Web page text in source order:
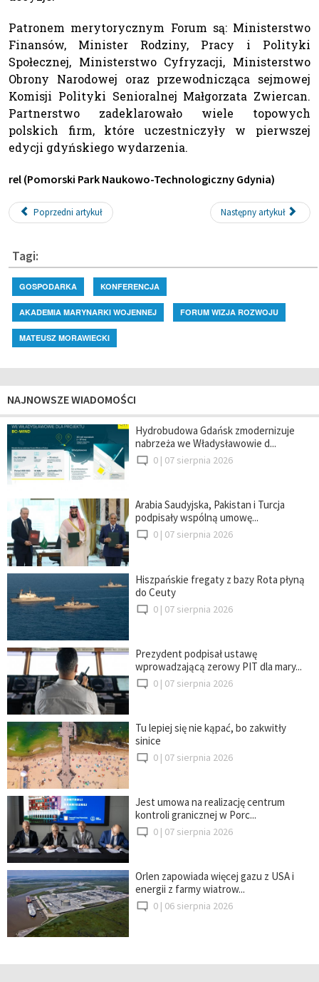
Patronem merytorycznym Forum są: Ministerstwo
Finansów, Minister Rodziny, Pracy i Polityki
Społecznej, Ministerstwo Cyfryzacji, Ministerstwo
Obrony Narodowej oraz przewodnicząca sejmowej
Komisji Polityki Senioralnej Małgorzata Zwiercan.
Partnerstwo zadeklarowało wiele topowych
polskich firm, które uczestniczyły w pierwszej
edycji gdyńskiego wydarzenia.
rel (Pomorski Park Naukowo-Technologiczny Gdynia)
Poprzedni artykuł Następny artykuł
Tagi:
GOSPODARKA KONFERENCJA
AKADEMIA MARYNARKI WOJENNEJ FORUM WIZJA ROZWOJU
MATEUSZ MORAWIECKI
NAJNOWSZE WIADOMOŚCI
Hydrobudowa Gdańsk zmodernizuje
nabrzeża we Władysławowie d...
0 | 07 sierpnia 2026
Arabia Saudyjska, Pakistan i Turcja
podpisały wspólną umowę...
0 | 07 sierpnia 2026
Hiszpańskie fregaty z bazy Rota płyną
do Ceuty
0 | 07 sierpnia 2026
Prezydent podpisał ustawę
wprowadzającą zerowy PIT dla mary...
0 | 07 sierpnia 2026
Tu lepiej się nie kąpać, bo zakwitły
sinice
0 | 07 sierpnia 2026
Jest umowa na realizację centrum
kontroli granicznej w Porc...
0 | 07 sierpnia 2026
Orlen zapowiada więcej gazu z USA i
energii z farmy wiatrow...
0 | 06 sierpnia 2026